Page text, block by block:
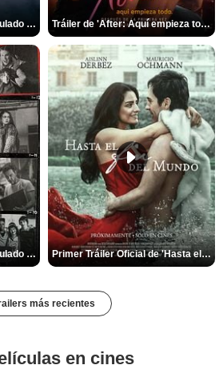
Primer Tráiler Oficial Subtitulado de 'La Noche Del Demonio: Están Entre Nosotros' Tráiler de 'After: Aquí empieza todo'
Primer Tráiler Oficial Subtitulado de 'Una última aventura: Detrás de cámaras de Stranger Things 5' Primer Tráiler Oficial de 'Hasta el fin del mundo'
más recientes
en cines